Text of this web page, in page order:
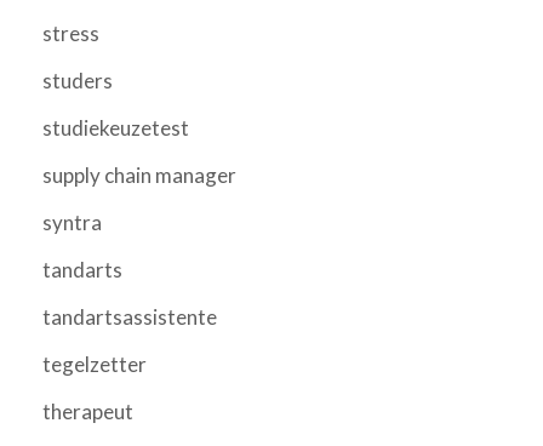
stress
studers
studiekeuzetest
supply chain manager
syntra
tandarts
tandartsassistente
tegelzetter
therapeut